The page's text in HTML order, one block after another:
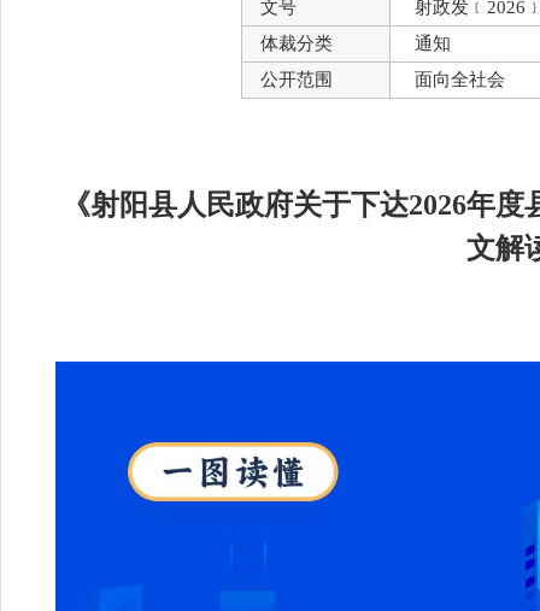
文号
射政发
体裁分类
通知
公开范围
面向全社会
《射阳县人民政府关于下达2026年
文解